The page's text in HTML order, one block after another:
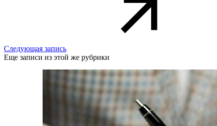
Следующая запись
Еще записи из этой же рубрики